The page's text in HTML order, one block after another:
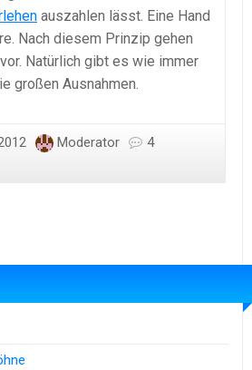
auszahlen lässt. Eine Hand
Nach diesem Prinzip gehen
Natürlich gibt es wie immer
großen Ausnahmen.
Moderator
4